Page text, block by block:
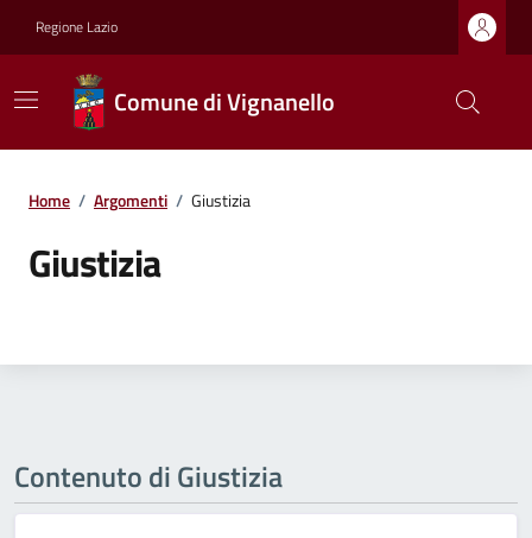
Regione Lazio
Comune di Vignanello
Home / Argomenti / Giustizia
Giustizia
Contenuto di Giustizia